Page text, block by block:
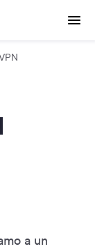
a un